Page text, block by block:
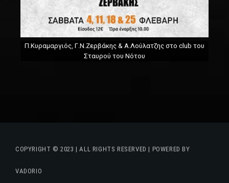
Π.Κυραμαργιός, Γ.Ν.Ζερβάκης & Α.Λούλατζης στο club του
Σταυρού του Νότου
COPYRIGHT © 2023 | ALL RIGHTS RESERVED | POWERED BY
VADORIO